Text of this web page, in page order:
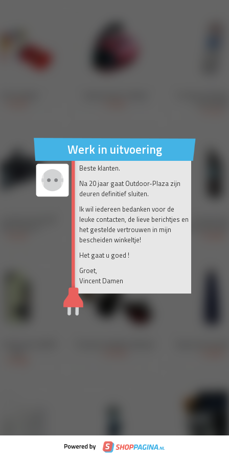
Werk in uitvoering
Beste klanten.
Na 20 jaar gaat Outdoor-Plaza zijn
deuren definitief sluiten.
Ik wil iedereen bedanken voor de
leuke contacten, de lieve berichtjes en
het gestelde vertrouwen in mijn
bescheiden winkeltje!
Het gaat u goed !
Groet,
Vincent Damen